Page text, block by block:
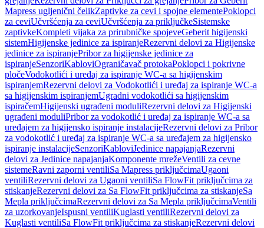
Mapress ugljenični čelikZaptivke za cevi i spojne elementePoklopci
za ceviUčvršćenja za ceviUčvršćenja za priključkeSistemske
zaptivkeKompleti vijaka za prirubničke spojeveGeberit higijenski
sistemHigijenske jedinice za ispiranjeRezervni delovi za Higijenske
jedinice za ispiranjePribor za higijenske jedinice za
ispiranjeSenzoriKabloviOgraničavač protokaPoklopci i pokrivne
pločeVodokotlići i uređaj za ispiranje WC-a sa higijenskim
ispiranjemRezervni delovi za Vodokotlići i uređaj za ispiranje WC-a
sa higijenskim ispiranjemUgradni vodokotlići sa higijenskim
ispiračemHigijenski ugrađeni moduliRezervni delovi za Higijenski
ugrađeni moduliPribor za vodokotlić i uređaj za ispiranje WC-a sa
uređajem za higijensko ispiranje instalacijeRezervni delovi za Pribor
za vodokotlić i uređaj za ispiranje WC-a sa uređajem za higijensko
ispiranje instalacijeSenzoriKabloviJedinice napajanjaRezervni
delovi za Jedinice napajanjaKomponente mrežeVentili za cevne
sistemeRavni zaporni ventiliSa Mapress priključcimaUgaoni
ventiliRezervni delovi za Ugaoni ventiliSa FlowFit priključcima za
stiskanjeRezervni delovi za Sa FlowFit priključcima za stiskanjeSa
Mepla priključcimaRezervni delovi za Sa Mepla priključcimaVentili
za uzorkovanjeIspusni ventiliKuglasti ventiliRezervni delovi za
Kuglasti ventiliSa FlowFit priključcima za stiskanjeRezervni delovi